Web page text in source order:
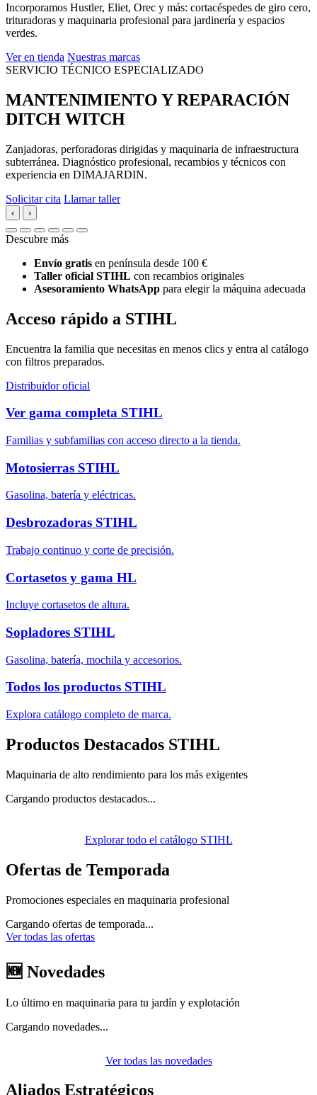
Incorporamos Hustler, Eliet, Orec y más: cortacéspedes de giro cero,
trituradoras y maquinaria profesional para jardinería y espacios
verdes.
Ver en tienda Nuestras marcas
SERVICIO TÉCNICO ESPECIALIZADO
MANTENIMIENTO Y REPARACIÓN
DITCH WITCH
Zanjadoras, perforadoras dirigidas y maquinaria de infraestructura
subterránea. Diagnóstico profesional, recambios y técnicos con
experiencia en DIMAJARDIN.
Solicitar cita Llamar taller
‹ ›
Descubre más
Envío gratis en península desde 100 €
Taller oficial STIHL con recambios originales
Asesoramiento WhatsApp para elegir la máquina adecuada
Acceso rápido a STIHL
Encuentra la familia que necesitas en menos clics y entra al catálogo
con filtros preparados.
Distribuidor oficial
Ver gama completa STIHL
Familias y subfamilias con acceso directo a la tienda.
Motosierras STIHL
Gasolina, batería y eléctricas.
Desbrozadoras STIHL
Trabajo continuo y corte de precisión.
Cortasetos y gama HL
Incluye cortasetos de altura.
Sopladores STIHL
Gasolina, batería, mochila y accesorios.
Todos los productos STIHL
Explora catálogo completo de marca.
Productos Destacados STIHL
Maquinaria de alto rendimiento para los más exigentes
Cargando productos destacados...
Explorar todo el catálogo STIHL
Ofertas de Temporada
Promociones especiales en maquinaria profesional
Cargando ofertas de temporada...
Ver todas las ofertas
🆕 Novedades
Lo último en maquinaria para tu jardín y explotación
Cargando novedades...
Ver todas las novedades
Aliados Estratégicos